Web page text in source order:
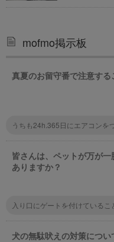
mofmo掲示板
真夏のお留守番で注意する
うちも24h.365日にエアコンを
皆さんは、ペットが万が
ありますか？
入り口にゲートを付けている
なんでしょうけど。
犬の無駄吠えの対策につい